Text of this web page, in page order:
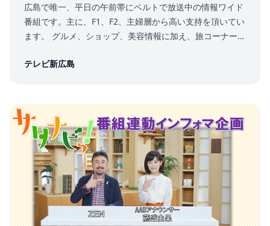
広島で唯一、平日の午前帯にベルトで放送中の情報ワイド
番組です。主に、F1、F2、主婦層から高い支持を頂いてい
ます。 グルメ、ショップ、美容情報に加え、旅コーナーや
合わせることで、安定した視聴習慣がついている地域密着
マ!!のターゲットであるF1・F2層を中心に企業様の情報を
お届けします。
テレビ新広島